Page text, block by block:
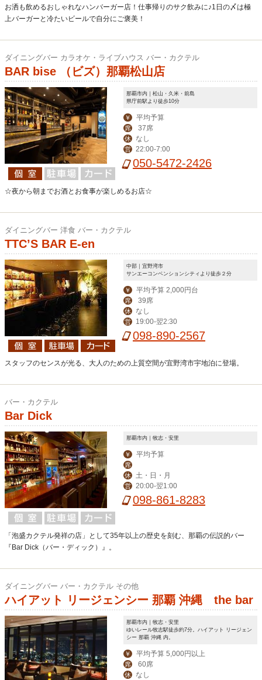
お洒も飲めるおしゃれなハンバーガー店！仕事帰りのサク飲みに♪1日の〆は極
上バーガーと冷たいビールで自分にご褒美！
ダイニングバー カラオケ・ライブハウス バー・カクテル
BAR bise （ビズ）那覇松山店
那覇市内｜松山・久米・前島
県庁前駅より徒歩10分
￥ 平均予算
席 37席
休 なし
営 22:00-7:00
050-5472-2426
☆夜から朝までお酒とお食事が楽しめるお店☆
ダイニングバー 洋食 バー・カクテル
TTC’S BAR E-en
中部｜宜野湾市
サンエーコンベンションシティより徒歩２分
￥ 平均予算 2,000円台
席 39席
休 なし
営 19:00-翌2:30
098-890-2567
スタッフのセンスが光る、大人のための上質空間が宜野湾市宇地泊に登場。
バー・カクテル
Bar Dick
那覇市内｜牧志・安里
￥ 平均予算
席
休
土・日・月
営 20:00-翌1:00
098-861-8283
「泡盛カクテル発祥の店」として35年以上の歴史を刻む、那覇の伝説的バー
『Bar Dick（バー・ディック）』。
ダイニングバー バー・カクテル その他
ハイアット リージェンシー 那覇 沖縄 the bar
那覇市内｜牧志・安里
ゆいレール牧志駅徒歩約7分。ハイアット リージェン
シー 那覇 沖縄 内。
￥ 平均予算 5,000円以上
席 60席
休 なし